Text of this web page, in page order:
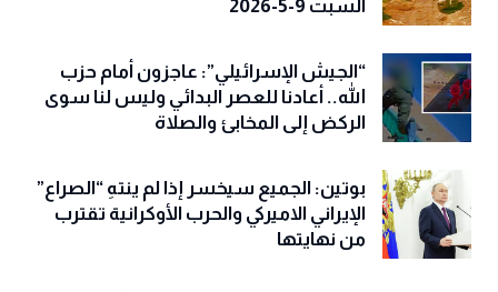
السبت 9-5-2026
“الجيش الإسرائيلي”: عاجزون أمام حزب
الله.. أعادنا للعصر البدائي وليس لنا سوى
الركض إلى المخابئ والصلاة
بوتين: الجميع سيخسر إذا لم ينتهِ “الصراع”
الإيراني الاميركي والحرب الأوكرانية تقترب
من نهايتها